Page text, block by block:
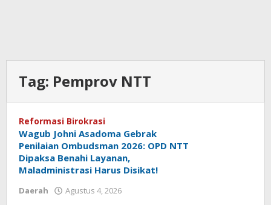
Tag: Pemprov NTT
Reformasi Birokrasi
Wagub Johni Asadoma Gebrak
Penilaian Ombudsman 2026: OPD NTT
Dipaksa Benahi Layanan,
Maladministrasi Harus Disikat!
Daerah Agustus 4, 2026